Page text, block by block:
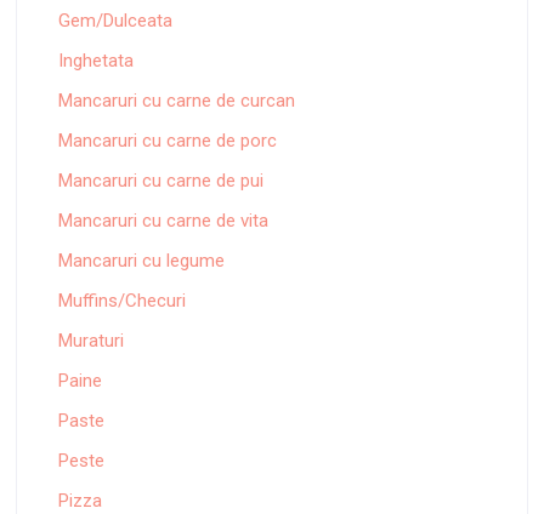
Gem/Dulceata
Inghetata
Mancaruri cu carne de curcan
Mancaruri cu carne de porc
Mancaruri cu carne de pui
Mancaruri cu carne de vita
Mancaruri cu legume
Muffins/Checuri
Muraturi
Paine
Paste
Peste
Pizza